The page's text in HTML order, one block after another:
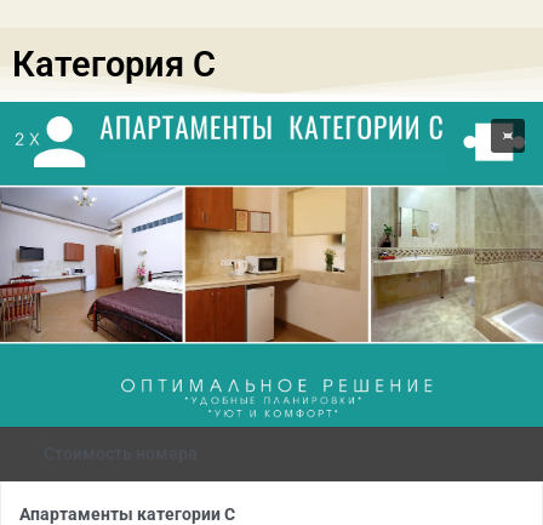
Категория C
Апартаменты категории С